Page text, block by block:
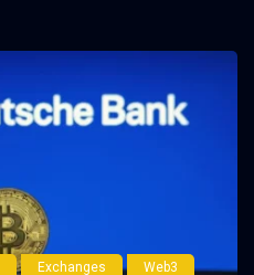
Exchanges Web3